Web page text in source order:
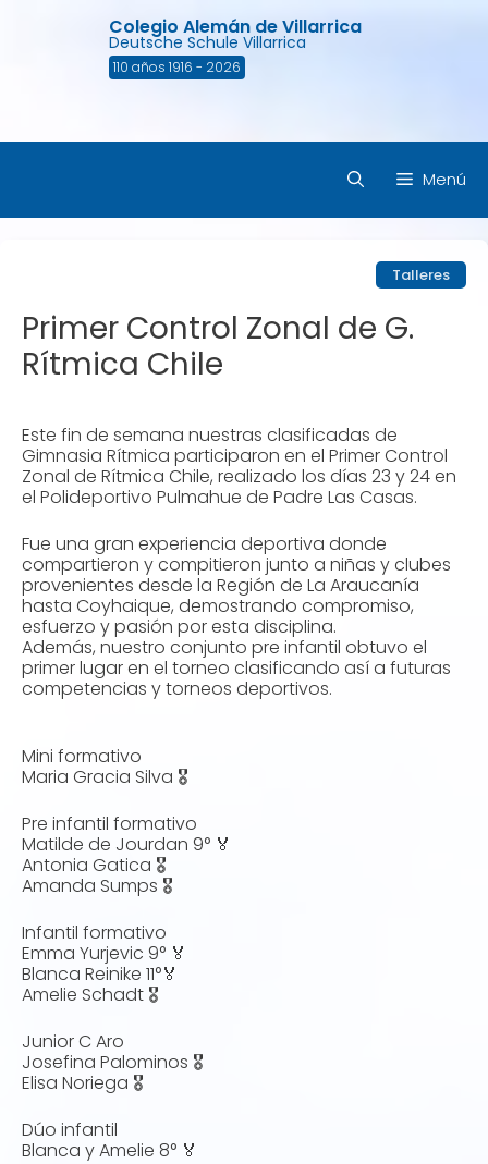
Colegio Alemán de Villarrica
Deutsche Schule Villarrica
110 años 1916 - 2026
Menú
Talleres
Primer Control Zonal de G.
Rítmica Chile
Este fin de semana nuestras clasificadas de
Gimnasia Rítmica participaron en el Primer Control
Zonal de Rítmica Chile, realizado los días 23 y 24 en
el Polideportivo Pulmahue de Padre Las Casas.
Fue una gran experiencia deportiva donde
compartieron y compitieron junto a niñas y clubes
provenientes desde la Región de La Araucanía
hasta Coyhaique, demostrando compromiso,
esfuerzo y pasión por esta disciplina.
Además, nuestro conjunto pre infantil obtuvo el
primer lugar en el torneo clasificando así a futuras
competencias y torneos deportivos.
Mini formativo
Maria Gracia Silva 🎖️
Pre infantil formativo
Matilde de Jourdan 9° 🏅
Antonia Gatica 🎖️
Amanda Sumps 🎖️
Infantil formativo
Emma Yurjevic 9° 🏅
Blanca Reinike 11°🏅
Amelie Schadt 🎖️
Junior C Aro
Josefina Palominos 🎖️
Elisa Noriega 🎖️
Dúo infantil
Blanca y Amelie 8° 🏅